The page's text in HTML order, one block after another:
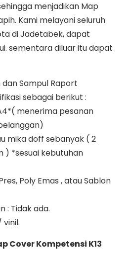
menjadikan Map
Kami melayani seluruh
di Jadetabek, dapat
sementara diluar itu dapat
Sampul Raport
sebagai berikut :
menerima pesanan
mika doff sebanyak ( 2
) *sesuai kebutuhan
Poly Emas , atau Sablon
: Tidak ada.
vinil.
Cover Kompetensi K13